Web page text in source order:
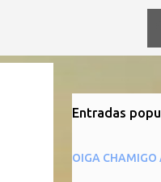
Entradas
OIGA CHAMIGO